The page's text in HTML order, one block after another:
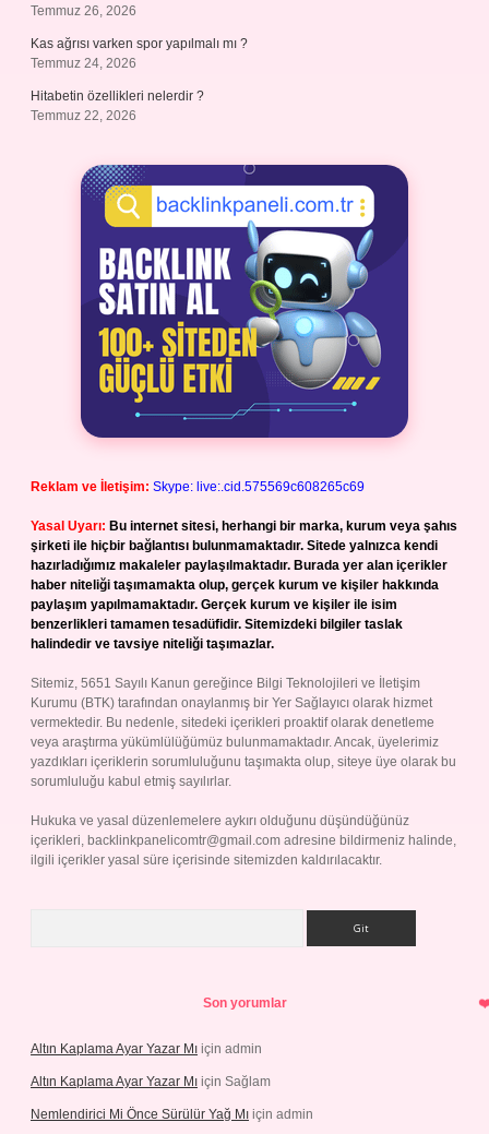
Temmuz 26, 2026
Kas ağrısı varken spor yapılmalı mı ?
Temmuz 24, 2026
Hitabetin özellikleri nelerdir ?
Temmuz 22, 2026
Reklam ve İletişim: Skype: live:.cid.575569c608265c69
Yasal Uyarı: Bu internet sitesi, herhangi bir marka, kurum veya şahıs
şirketi ile hiçbir bağlantısı bulunmamaktadır. Sitede yalnızca kendi
hazırladığımız makaleler paylaşılmaktadır. Burada yer alan içerikler
haber niteliği taşımamakta olup, gerçek kurum ve kişiler hakkında
paylaşım yapılmamaktadır. Gerçek kurum ve kişiler ile isim
benzerlikleri tamamen tesadüfidir. Sitemizdeki bilgiler taslak
halindedir ve tavsiye niteliği taşımazlar.
Sitemiz, 5651 Sayılı Kanun gereğince Bilgi Teknolojileri ve İletişim
Kurumu (BTK) tarafından onaylanmış bir Yer Sağlayıcı olarak hizmet
vermektedir. Bu nedenle, sitedeki içerikleri proaktif olarak denetleme
veya araştırma yükümlülüğümüz bulunmamaktadır. Ancak, üyelerimiz
yazdıkları içeriklerin sorumluluğunu taşımakta olup, siteye üye olarak bu
sorumluluğu kabul etmiş sayılırlar.
Hukuka ve yasal düzenlemelere aykırı olduğunu düşündüğünüz
içerikleri, backlinkpanelicomtr@gmail.com adresine bildirmeniz halinde,
ilgili içerikler yasal süre içerisinde sitemizden kaldırılacaktır.
Son yorumlar
Altın Kaplama Ayar Yazar Mı için admin
Altın Kaplama Ayar Yazar Mı için Sağlam
Nemlendirici Mi Önce Sürülür Yağ Mı için admin